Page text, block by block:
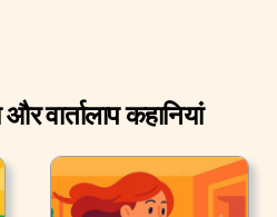
वार्तालाप कहानियां